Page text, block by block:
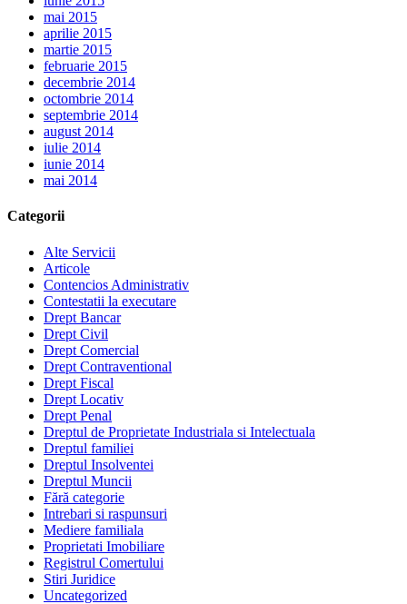
mai 2015
aprilie 2015
martie 2015
februarie 2015
decembrie 2014
octombrie 2014
septembrie 2014
august 2014
iulie 2014
iunie 2014
mai 2014
Categorii
Alte Servicii
Articole
Contencios Administrativ
Contestatii la executare
Drept Bancar
Drept Civil
Drept Comercial
Drept Contraventional
Drept Fiscal
Drept Locativ
Drept Penal
Dreptul de Proprietate Industriala si Intelectuala
Dreptul familiei
Dreptul Insolventei
Dreptul Muncii
Fără categorie
Intrebari si raspunsuri
Mediere familiala
Proprietati Imobiliare
Registrul Comertului
Stiri Juridice
Uncategorized